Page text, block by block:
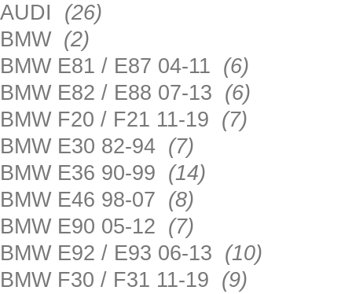
AUDI (26)
BMW (2)
BMW E81 / E87 04-11 (6)
BMW E82 / E88 07-13 (6)
BMW F20 / F21 11-19 (7)
BMW E30 82-94 (7)
BMW E36 90-99 (14)
BMW E46 98-07 (8)
BMW E90 05-12 (7)
BMW E92 / E93 06-13 (10)
BMW F30 / F31 11-19 (9)